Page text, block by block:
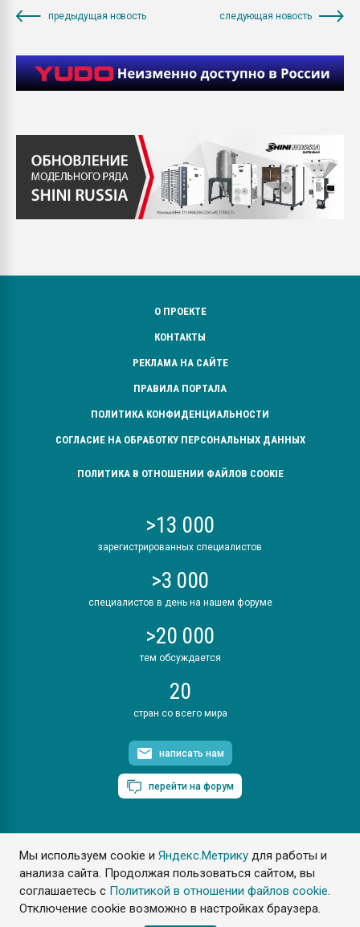
Мы используем cookie иЯндекс.Метрику для работы и
анализа сайта. Продолжая пользоваться сайтом, вы
соглашаетесь с Политикой в отношении файлов cookie.
Отключение cookie возможно в настройках браузера.
предыдущая новость следующая новость
О ПРОЕКТЕ
КОНТАКТЫ
РЕКЛАМА НА САЙТЕ
ПРАВИЛА ПОРТАЛА
ПОЛИТИКА КОНФИДЕНЦИАЛЬНОСТИ
СОГЛАСИЕ НА ОБРАБОТКУ ПЕРСОНАЛЬНЫХ ДАННЫХ
ПОЛИТИКА В ОТНОШЕНИИ ФАЙЛОВ COOKIE
>13 000
зарегистрированных специалистов
>3 000
специалистов в день на нашем форуме
>20 000
тем обсуждается
20
стран со всего мира
написать нам
перейти на форум
ПластЭксперт © 2006. Все права защищены
Разрешается копирование материалов сайта с обязательной
ссылкой на www.e-plastic.ru
Разработка сайта